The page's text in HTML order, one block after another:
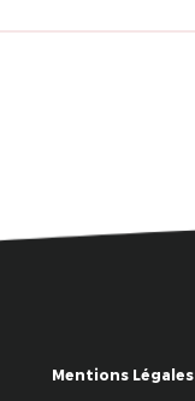
Mentions Légales